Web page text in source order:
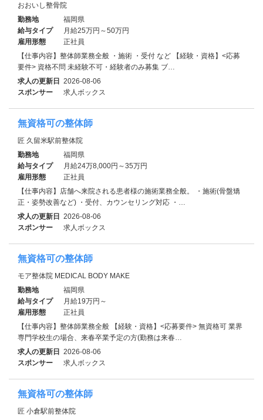
おおいし整骨院
勤務地
福岡県
給与タイプ
月給25万円～50万円
雇用形態
正社員
【仕事内容】整体師業務全般 ・施術 ・受付 など 【経験・資格】<応募
要件> 資格不問 未経験不可・経験者のみ募集 ブ…
求人の更新日 2026-08-06
スポンサー
求人ボックス
無資格可の整体師
匠 久留米駅前整体院
勤務地
福岡県
給与タイプ
月給24万8,000円～35万円
雇用形態
正社員
【仕事内容】店舗へ来院される患者様の施術業務全般。 ・施術(骨盤矯
正・姿勢改善など) ・受付、カウンセリング対応 ・…
求人の更新日 2026-08-06
スポンサー
求人ボックス
無資格可の整体師
モア整体院 MEDICAL BODY MAKE
勤務地
福岡県
給与タイプ
月給19万円～
雇用形態
正社員
【仕事内容】整体師業務全般 【経験・資格】<応募要件> 無資格可 業界
専門学校生の場合、来春卒業予定の方(勤務は来春…
求人の更新日 2026-08-06
スポンサー
求人ボックス
無資格可の整体師
匠 小倉駅前整体院